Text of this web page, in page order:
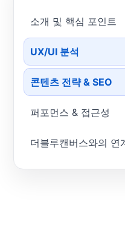
소개 및 핵심 포인트
UX/UI 분석
콘텐츠 전략 & SEO
퍼포먼스 & 접근성
더블루캔버스와의 연